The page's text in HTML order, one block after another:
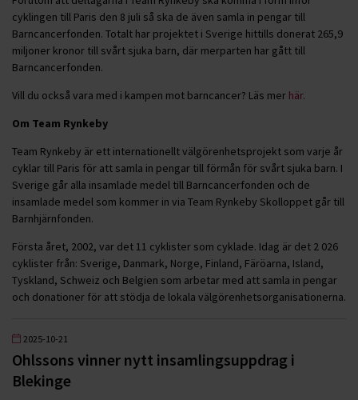
cyklingen till Paris den 8 juli så ska de även samla in pengar till
Barncancerfonden. Totalt har projektet i Sverige hittills donerat 265,9
miljoner kronor till svårt sjuka barn, där merparten har gått till
Barncancerfonden.
Vill du också vara med i kampen mot barncancer? Läs mer här.
Om Team Rynkeby
Team Rynkeby är ett internationellt välgörenhetsprojekt som varje år
cyklar till Paris för att samla in pengar till förmån för svårt sjuka barn. I
Sverige går alla insamlade medel till Barncancerfonden och de
insamlade medel som kommer in via Team Rynkeby Skolloppet går till
Barnhjärnfonden.
Första året, 2002, var det 11 cyklister som cyklade. Idag är det 2 026
cyklister från: Sverige, Danmark, Norge, Finland, Färöarna, Island,
Tyskland, Schweiz och Belgien som arbetar med att samla in pengar
och donationer för att stödja de lokala välgörenhetsorganisationerna.
2025-10-21
Ohlssons vinner nytt insamlingsuppdrag i
Blekinge